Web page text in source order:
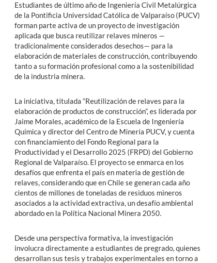
Estudiantes de último año de Ingeniería Civil Metalúrgica
de la Pontificia Universidad Católica de Valparaíso (PUCV)
forman parte activa de un proyecto de investigación
aplicada que busca reutilizar relaves mineros —
tradicionalmente considerados desechos— para la
elaboración de materiales de construcción, contribuyendo
tanto a su formación profesional como a la sostenibilidad
de la industria minera.
La iniciativa, titulada “Reutilización de relaves para la
elaboración de productos de construcción”, es liderada por
Jaime Morales, académico de la Escuela de Ingeniería
Química y director del Centro de Minería PUCV, y cuenta
con financiamiento del Fondo Regional para la
Productividad y el Desarrollo 2025 (FRPD) del Gobierno
Regional de Valparaíso. El proyecto se enmarca en los
desafíos que enfrenta el país en materia de gestión de
relaves, considerando que en Chile se generan cada año
cientos de millones de toneladas de residuos mineros
asociados a la actividad extractiva, un desafío ambiental
abordado en la Política Nacional Minera 2050.
Desde una perspectiva formativa, la investigación
involucra directamente a estudiantes de pregrado, quienes
desarrollan sus tesis y trabajos experimentales en torno a